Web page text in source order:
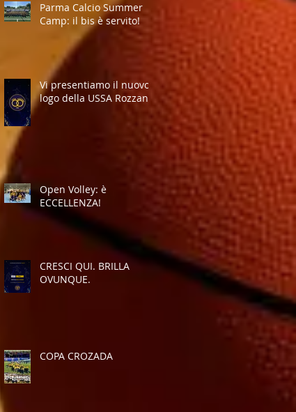
Parma Calcio Summer
Camp: il bis è servito!
Vi presentiamo il nuovo
logo della USSA Rozzano
Open Volley: è
ECCELLENZA!
CRESCI QUI. BRILLA
OVUNQUE.
COPA CROZADA